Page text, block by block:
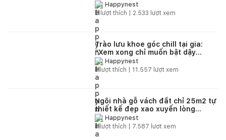
chuyện truyền cảm hứng từ chiến
dịch “Ship Cả Yêu Thương”
Happynest
8 lượt thích | 2.533 lượt xem
Trào lưu khoe góc chill tại gia:
“Xem xong chỉ muốn bật dậy
decor lại ngay căn nhà của mình”
Happynest
3lượt thích | 11.557 lượt xem
Ngôi nhà gỗ vách đất chỉ 25m2 tự
thiết kế đẹp xao xuyến lòng
ngườiHappynest
3lượt thích | 7.587 lượt xem